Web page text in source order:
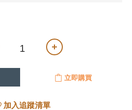
立即購買
加入追蹤清單